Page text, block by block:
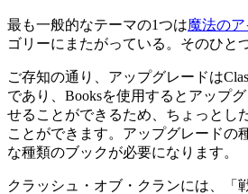
最も一般的なテーマの1つは魔法のア
ゴリーにまたがっている。そのひと
ご存知の通り、アップグレードは
であり、Booksを使用するとアップ
せることができるため、ちょっとし
ことができます。アップグレードの
な種類のブックが必要になります。
クラッシュ・オブ・クランには、「